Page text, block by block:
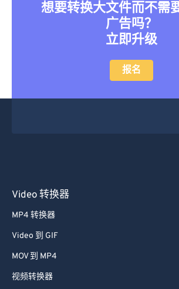
想要转换大文件而不需
广告吗？
立即升级
报名
Video 转换器
MP4 转换器
Video 到 GIF
MOV 到 MP4
视频转换器